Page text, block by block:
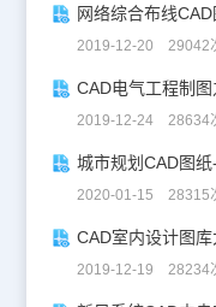
网络综合布线CAD
2019-12-20 29042
CAD电气工程制图
2019-12-24 28634
城市规划CAD图
2020-01-15 28315
CAD室内设计图
2019-12-19 28234